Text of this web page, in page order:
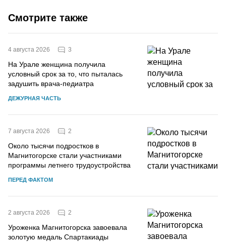
Смотрите также
4 августа 2026 3
На Урале женщина получила
условный срок за то, что пыталась
задушить врача-педиатра
ДЕЖУРНАЯ ЧАСТЬ
7 августа 2026 2
Около тысячи подростков в
Магнитогорске стали участниками
программы летнего трудоустройства
ПЕРЕД ФАКТОМ
2 августа 2026 2
Уроженка Магнитогорска завоевала
золотую медаль Спартакиады